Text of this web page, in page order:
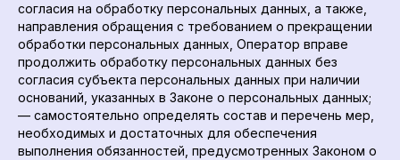
согласия на обработку персональных данных, а также,
направления обращения с требованием о прекращении
обработки персональных данных, Оператор вправе
продолжить обработку персональных данных без
согласия субъекта персональных данных при наличии
оснований, указанных в Законе о персональных данных;
— самостоятельно определять состав и перечень мер,
необходимых и достаточных для обеспечения
выполнения обязанностей, предусмотренных Законом о